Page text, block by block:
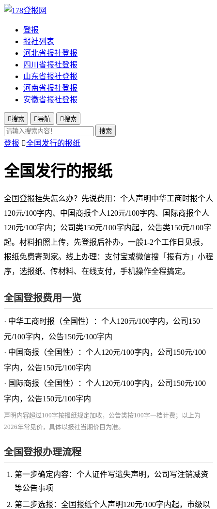
登报
报社列表
河北省报社登报
四川省报社登报
山东省报社登报
河南省报社登报
安徽省报社登报
搜索 导航 搜索
搜索
登报 全国发行的报纸
全国发行的报纸
全国登报挂失怎么办？先说费用：个人声明中华工商时报个人
120元/100字内、中国商报个人120元/100字内、国际商报个人
120元/100字内；公司类150元/100字内起，公告类150元/100字
起。材料拍照上传，先登报后补办，一般1-2个工作日见报，
报纸免费寄到家。线上办理：支付宝或微信搜「报有方」小程
序，选报纸、传材料、在线支付，手机操作全程搞定。
全国登报费用一览
· 中华工商时报（全国性）：个人120元/100字内，公司150
元/100字内，公告150元/100字内
· 中国商报（全国性）：个人120元/100字内，公司150元/100
字内，公告150元/100字内
· 国际商报（全国性）：个人120元/100字内，公司150元/100
字内，公告150元/100字内
声明内容超过100字按报纸规定加收，公告类按100字一档计费；以上为
2026年常见价，具体以报社当期价目为准。
全国登报办理流程
第一步确定内容：个人证件写遗失声明，公司写注销减资
等公告事项
第二步选报：全国报纸个人声明120元/100字内起，市级以